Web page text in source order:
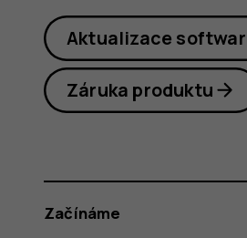
Aktualizace
Záruka produktu
Začínáme